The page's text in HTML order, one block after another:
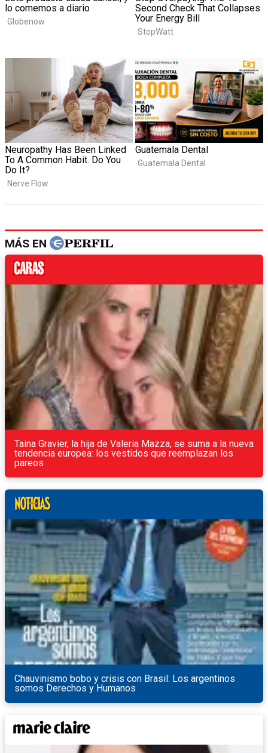
MÁS EN
Taina Gravier, la hija de Valeria Mazza, se suma a la nueva
tendencia europea: los vestidos que reemplazan los
pareos
Chauvinismo bobo y crisis con Brasil: Los argentinos
somos Derechos y Humanos